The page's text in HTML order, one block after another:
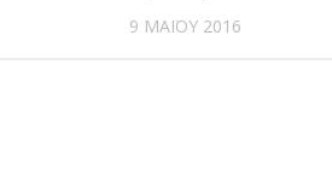
9 ΜΑΪ́ΟΥ 2016